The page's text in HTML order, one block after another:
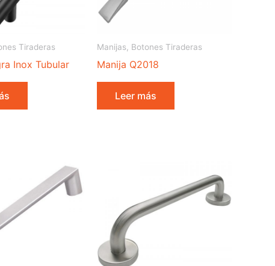
Tiraderas
Inox Tubular
Manijas, Botones Tiraderas
Manija Q2018
Leer más